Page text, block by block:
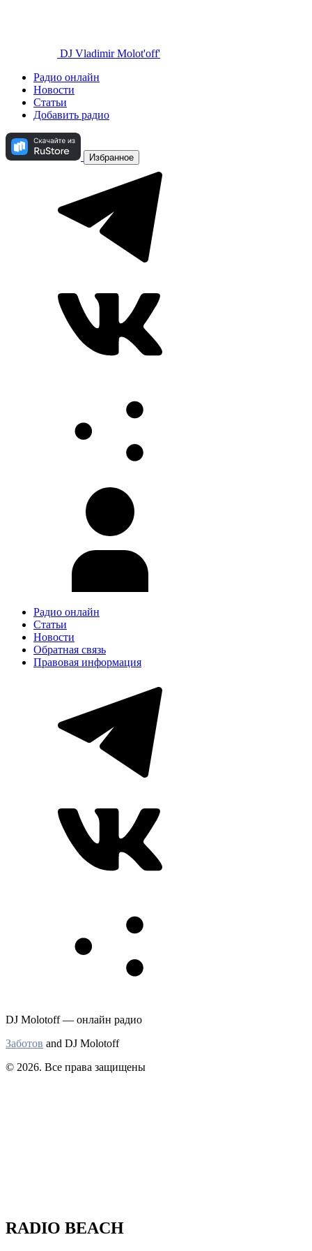
DJ Vladimir Molot'off'
Радио онлайн
Новости
Статьи
Добавить радио
Избранное
Радио онлайн
Статьи
Новости
Обратная связь
Правовая информация
DJ Molotoff — онлайн радио
Заботов and DJ Molotoff
© 2026. Все права защищены
RADIO BEACH